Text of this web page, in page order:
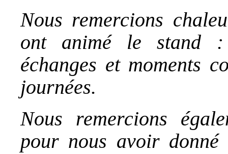
Nous remercions
ont animé le stand :
échanges et moments
journées.
Nous remercions
pour nous avoir donné